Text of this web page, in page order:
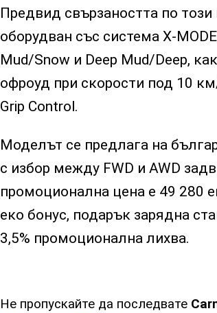
Предвид свързаността по
оборудван със система X-
Mud/Snow и Deep Mud/Deep,
офроуд при скорости под 10
Grip Control.
Моделът се предлага на
с избор между FWD и AWD
промоционална цена е 49 280
еко бонус, подарък зарядна
3,5% промоционална лихва.
Не пропускайте да последвате